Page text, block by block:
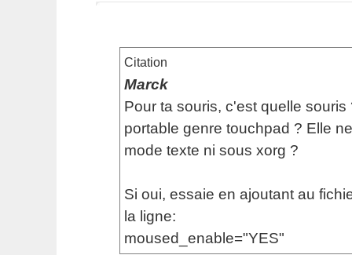
Citation
Marck
Pour ta souris, c'est quelle souris
portable genre touchpad ? Elle
mode texte ni sous xorg ?
Si oui, essaie en ajoutant au
la ligne:
moused_enable="YES"